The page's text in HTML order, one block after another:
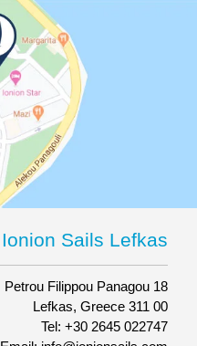
Ionion Sails Lefkas
Petrou Filippou Panagou 18
Lefkas, Greece 311 00
Tel: +30 2645 022747